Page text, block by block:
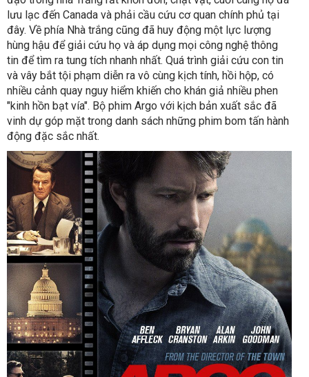
lưu lạc đến Canada và phải cầu cứu cơ quan chính phủ tại
đây. Về phía Nhà trắng cũng đã huy động một lực lượng
hùng hậu để giải cứu họ và áp dụng mọi công nghệ thông
tin để tìm ra tung tích nhanh nhất. Quá trình giải cứu con tin
và vây bắt tội phạm diễn ra vô cùng kịch tính, hồi hộp, có
nhiều cảnh quay nguy hiểm khiến cho khán giả nhiều phen
"kinh hồn bạt vía". Bộ phim Argo với kịch bản xuất sắc đã
vinh dự góp mặt trong danh sách những phim bom tấn hành
động đặc sắc nhất.